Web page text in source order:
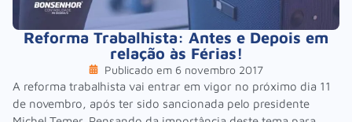
Reforma Trabalhista: Antes e Depois em
relação às Férias!
Publicado em 6 novembro 2017
A reforma trabalhista vai entrar em vigor no próximo dia 11
de novembro, após ter sido sancionada pelo presidente